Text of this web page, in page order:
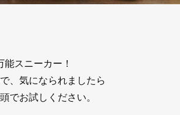
スニーカー！
、気になられましたら
でお試しください。